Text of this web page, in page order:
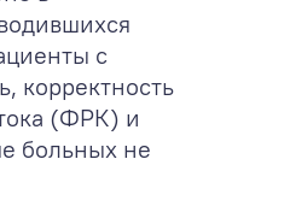
с
корректность
(ФРК) и
больных не